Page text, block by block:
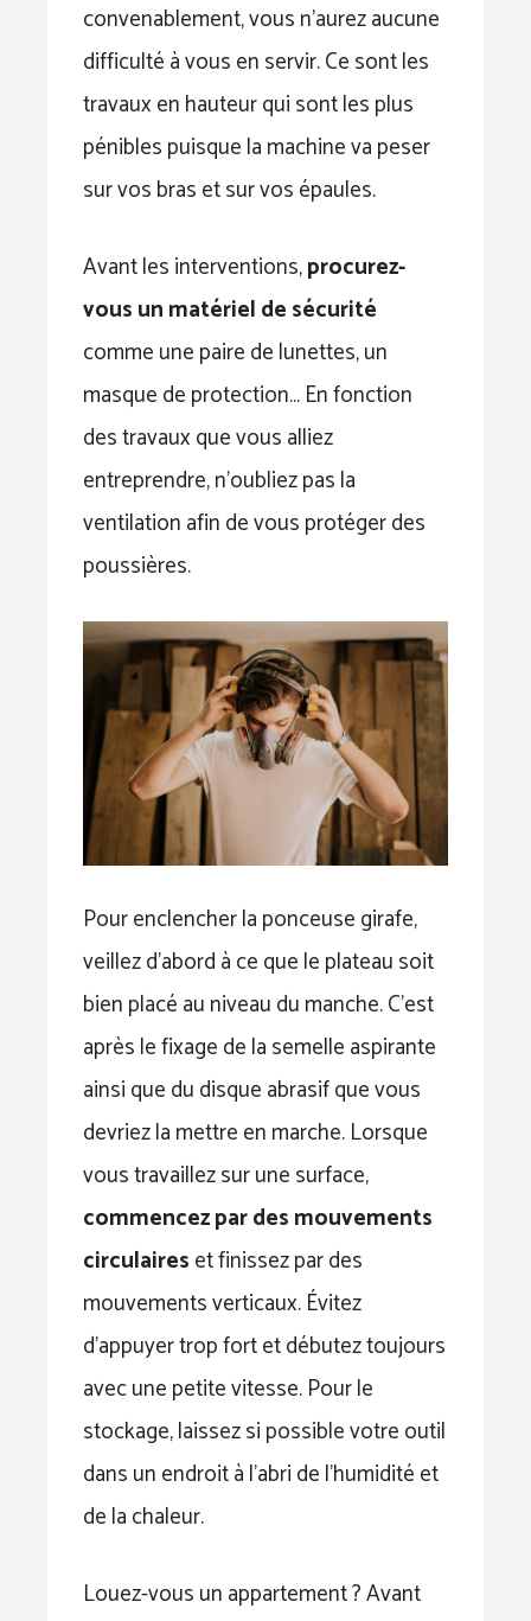
convenablement, vous n’aurez aucune
difficulté à vous en servir. Ce sont les
travaux en hauteur qui sont les plus
pénibles puisque la machine va peser
sur vos bras et sur vos épaules.
Avant les interventions,procurez-
vous un matériel de sécurité
comme une paire de lunettes, un
masque de protection… En fonction
des travaux que vous alliez
entreprendre, n’oubliez pas la
ventilation afin de vous protéger des
poussières.
Pour enclencher la ponceuse girafe,
veillez d’abord à ce que le plateau soit
bien placé au niveau du manche. C’est
après le fixage de la semelle aspirante
ainsi que du disque abrasif que vous
devriez la mettre en marche. Lorsque
vous travaillez sur une surface,
commencez par des mouvements
circulaireset finissez par des
mouvements verticaux. Évitez
d’appuyer trop fort et débutez toujours
avec une petite vitesse. Pour le
stockage, laissez si possible votre outil
dans un endroit à l’abri de l’humidité et
de la chaleur.
Louez-vous un appartement ? Avant